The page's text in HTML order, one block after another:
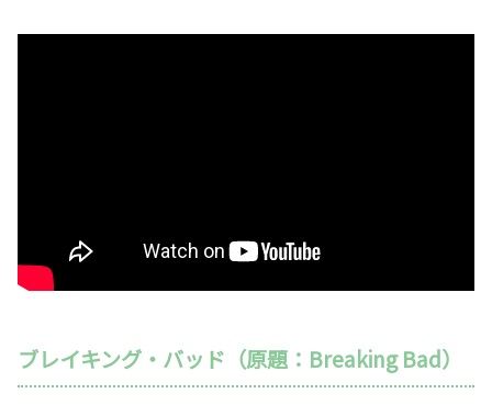
ブレイキング・バッド（原題：Breaking Bad）